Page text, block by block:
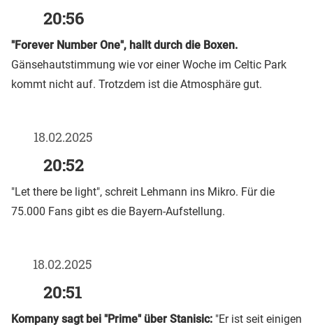
20:56
"Forever Number One", hallt durch die Boxen.
Gänsehautstimmung wie vor einer Woche im Celtic Park
kommt nicht auf. Trotzdem ist die Atmosphäre gut.
18.02.2025
20:52
"Let there be light", schreit Lehmann ins Mikro. Für die
75.000 Fans gibt es die Bayern-Aufstellung.
18.02.2025
20:51
Kompany sagt bei "Prime" über Stanisic: "Er ist seit einigen